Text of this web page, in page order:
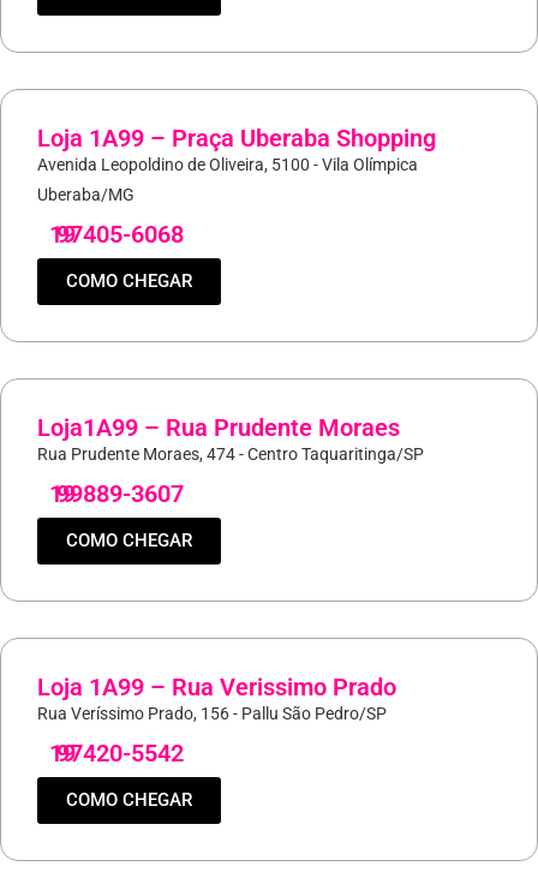
Loja 1A99 – Praça Uberaba Shopping
Avenida Leopoldino de Oliveira, 5100 - Vila Olímpica
Uberaba/MG
19
97405-6068
COMO CHEGAR
Loja1A99 – Rua Prudente Moraes
Rua Prudente Moraes, 474 - Centro Taquaritinga/SP
19
99889-3607
COMO CHEGAR
Loja 1A99 – Rua Verissimo Prado
Rua Veríssimo Prado, 156 - Pallu São Pedro/SP
19
97420-5542
COMO CHEGAR